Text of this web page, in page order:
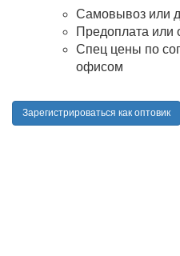
Самовывоз или
Предоплата или
Спец цены по
офисом
Зарегистрироваться как оптовик